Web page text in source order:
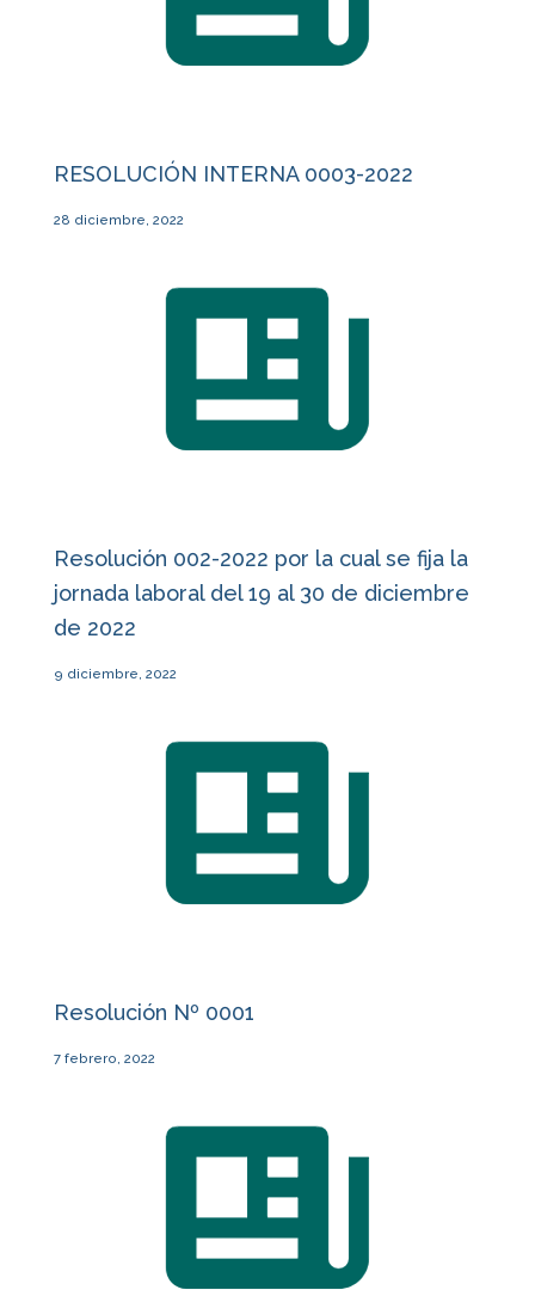
RESOLUCIÓN INTERNA 0003-2022
28 diciembre, 2022
Resolución 002-2022 por la cual se fija la
jornada laboral del 19 al 30 de diciembre
de 2022
9 diciembre, 2022
Resolución Nº 0001
7 febrero, 2022